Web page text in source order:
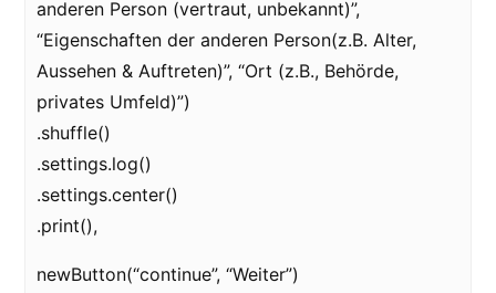
anderen Person (vertraut, unbekannt)”,
“Eigenschaften der anderen Person(z.B. Alter,
Aussehen & Auftreten)”, “Ort (z.B., Behörde,
privates Umfeld)”)
.shuffle()
.settings.log()
.settings.center()
.print(),
newButton(“continue”, “Weiter”)